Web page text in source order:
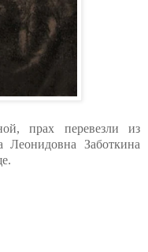
прах перевезли из
Заботкина